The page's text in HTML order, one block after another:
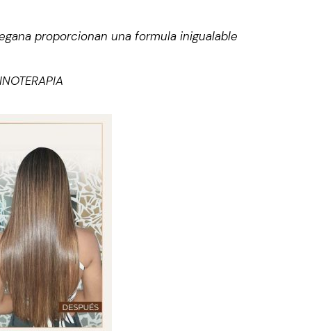
proporcionan una formula inigualable